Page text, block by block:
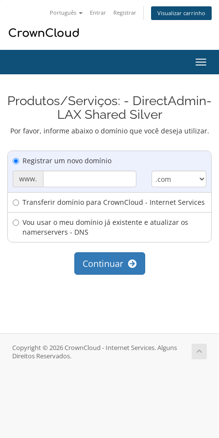
Português Entrar Registrar Visualizar carrinho
Produtos/Serviços: - DirectAdmin-
LAX Shared Silver
Por favor, informe abaixo o domínio que você deseja utilizar.
Registrar um novo domínio
www.
Transferir domínio para CrownCloud - Internet Services
Vou usar o meu domínio já existente e atualizar os
namerservers - DNS
Continuar
Copyright © 2026 CrownCloud - Internet Services. Alguns
Direitos Reservados.